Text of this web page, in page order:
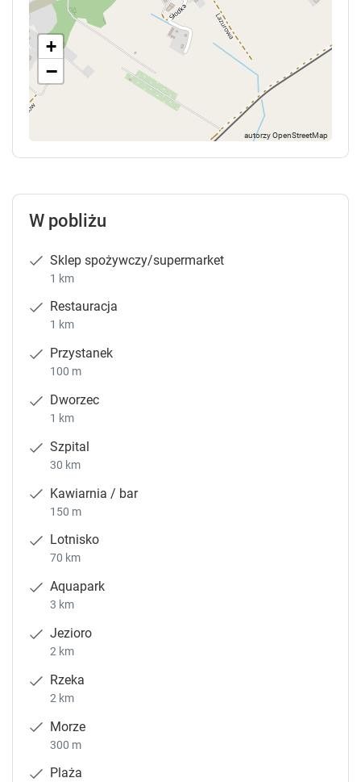
+
−
W pobliżu
Sklep spożywczy/supermarket
1 km
Restauracja
1 km
Przystanek
100 m
Dworzec
1 km
Szpital
30 km
Kawiarnia / bar
150 m
Lotnisko
70 km
Aquapark
3 km
Jezioro
2 km
Rzeka
2 km
Morze
300 m
Plaża